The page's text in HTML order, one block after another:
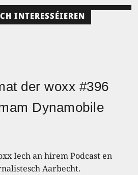
INTERESSÉIEREN
der woxx #396
Dynamobile
Iech an hirem Podcast en
Aarbecht.